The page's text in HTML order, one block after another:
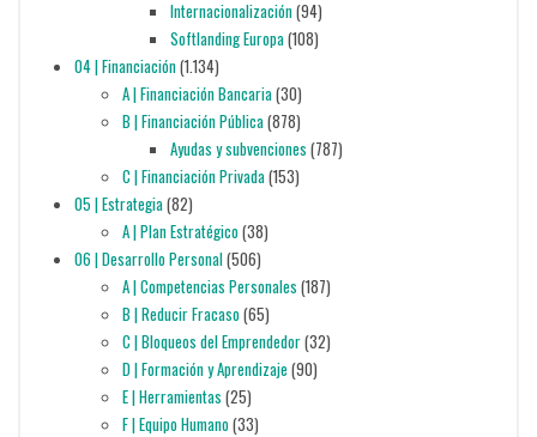
Internacionalización(94)
Softlanding Europa(108)
04 | Financiación(1.134)
A | Financiación Bancaria(30)
B | Financiación Pública(878)
Ayudas y subvenciones (787)
C | Financiación Privada(153)
05 | Estrategia(82)
A | Plan Estratégico(38)
06 | Desarrollo Personal(506)
A | Competencias Personales (187)
B | Reducir Fracaso(65)
C | Bloqueos del Emprendedor(32)
D | Formación y Aprendizaje (90)
E | Herramientas (25)
F | Equipo Humano(33)